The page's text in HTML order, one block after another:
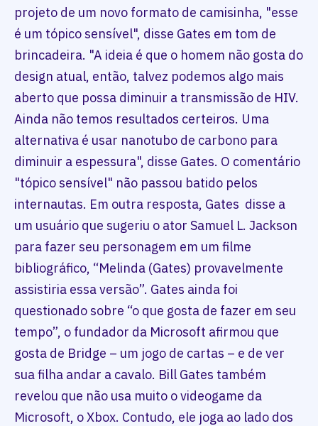
projeto de um novo formato de camisinha, "esse
é um tópico sensível", disse Gates em tom de
brincadeira. "A ideia é que o homem não gosta do
design atual, então, talvez podemos algo mais
aberto que possa diminuir a transmissão de HIV.
Ainda não temos resultados certeiros. Uma
alternativa é usar nanotubo de carbono para
diminuir a espessura", disse Gates. O comentário
"tópico sensível" não passou batido pelos
internautas. Em outra resposta, Gates disse a
um usuário que sugeriu o ator Samuel L. Jackson
para fazer seu personagem em um filme
bibliográfico, “Melinda (Gates) provavelmente
assistiria essa versão”. Gates ainda foi
questionado sobre “o que gosta de fazer em seu
tempo”, o fundador da Microsoft afirmou que
gosta de Bridge – um jogo de cartas – e de ver
sua filha andar a cavalo. Bill Gates também
revelou que não usa muito o videogame da
Microsoft, o Xbox. Contudo, ele joga ao lado dos